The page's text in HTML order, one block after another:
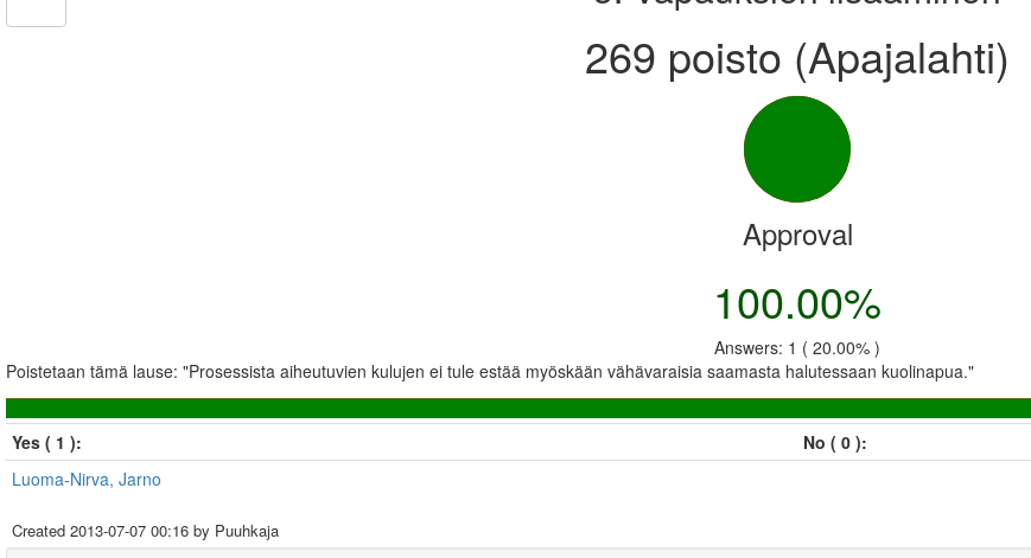
269 poisto (Apajalahti)
Approval
100.00%
Answers: 1 ( 20.00% )
Poistetaan tämä lause: "Prosessista aiheutuvien kulujen ei tule estää myöskään vähävaraisia saamasta halutessaan kuolinapua."
Yes ( 1 ):
No ( 0 ):
Luoma-Nirva, Jarno
Created 2013-07-07 00:16 by Puuhkaja